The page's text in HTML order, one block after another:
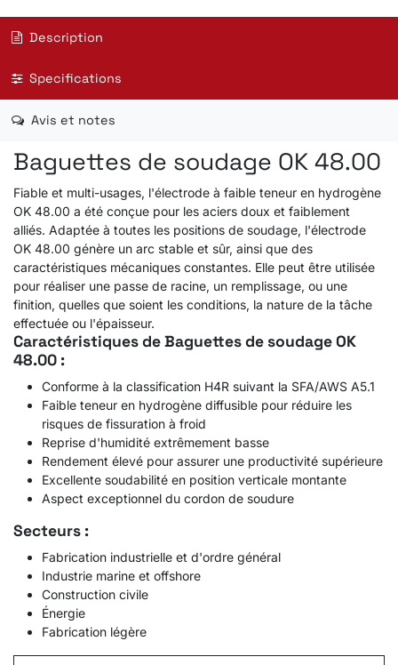
Description
Specifications
Avis et notes
Baguettes de soudage OK 48.00
Fiable et multi-usages, l'électrode à faible teneur en hydrogène
OK 48.00 a été conçue pour les aciers doux et faiblement
alliés. Adaptée à toutes les positions de soudage, l'électrode
OK 48.00 génère un arc stable et sûr, ainsi que des
caractéristiques mécaniques constantes. Elle peut être utilisée
pour réaliser une passe de racine, un remplissage, ou une
finition, quelles que soient les conditions, la nature de la tâche
effectuée ou l'épaisseur.
Caractéristiques de Baguettes de soudage OK
48.00 :
Conforme à la classification H4R suivant la SFA/AWS A5.1
Faible teneur en hydrogène diffusible pour réduire les
risques de fissuration à froid
Reprise d'humidité extrêmement basse
Rendement élevé pour assurer une productivité supérieure
Excellente soudabilité en position verticale montante
Aspect exceptionnel du cordon de soudure
Secteurs :
Fabrication industrielle et d'ordre général
Industrie marine et offshore
Construction civile
Énergie
Fabrication légère